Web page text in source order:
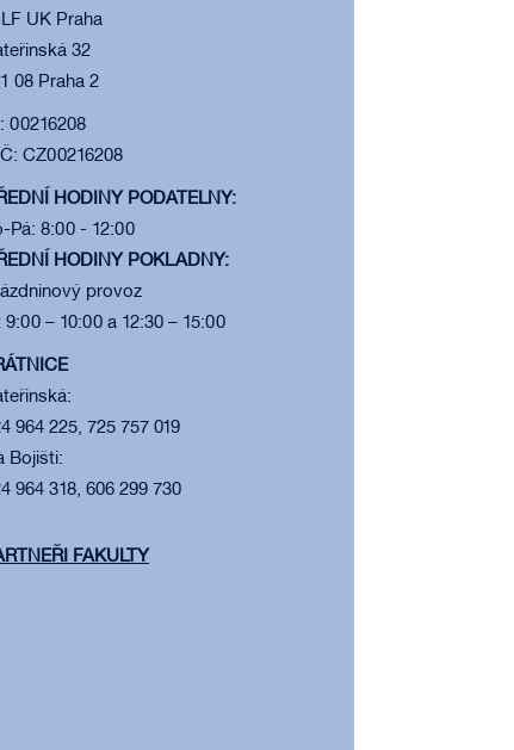
UK Praha
32
08 Praha 2
00216208
CZ00216208
HODINY PODATELNY:
Pá: 8:00 - 12:00
HODINY POKLADNY:
provoz
9:00 – 10:00 a 12:30 – 15:00
964 225, 725 757 019
Bojišti:
964 318, 606 299 730
FAKULTY